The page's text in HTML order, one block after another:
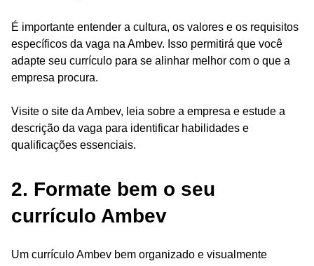
É importante entender a cultura, os valores e os requisitos
específicos da vaga na Ambev. Isso permitirá que você
adapte seu currículo para se alinhar melhor com o que a
empresa procura.
Visite o site da Ambev, leia sobre a empresa e estude a
descrição da vaga para identificar habilidades e
qualificações essenciais.
2. Formate bem o seu
currículo Ambev
Um currículo Ambev bem organizado e visualmente